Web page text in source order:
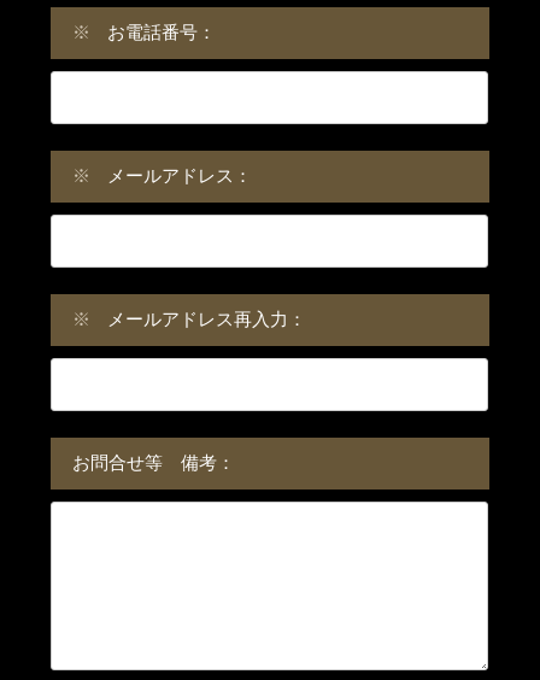
※ お電話番号：
※ メールアドレス：
※ メールアドレス再入力：
お問合せ等 備考：